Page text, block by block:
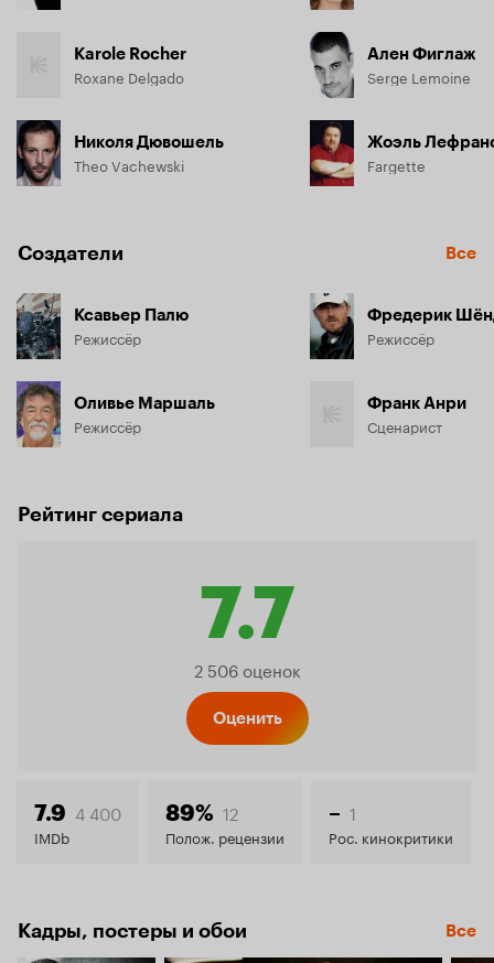
Karole Rocher
Roxane Delgado
Николя Дювошель
Theo Vachewski
Ален Фиглаж
Serge Lemoine
Жоэль
Fargette
Создатели Все
Ксавьер Палю
Режиссёр
Оливье Маршаль
Режиссёр
Фредерик
Режиссёр
Франк Анри
Сценарист
Рейтинг сериала
7.7
Рейтинг
7.7
2 506 оценок
Оценить
7.9 4 400
IMDb
89% 12
Полож. рецензии
– 1
Рос. кинокритики
Кадры, постеры и обои Все